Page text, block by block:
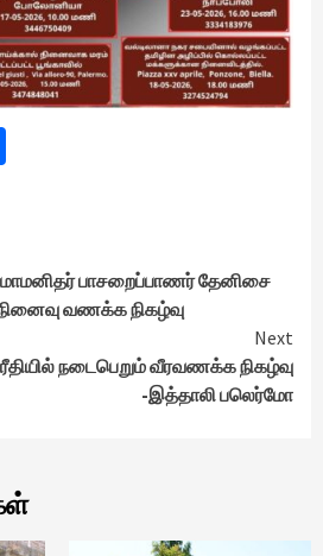
பாசறைப்பாணர் தேனிசை
வணக்க நிகழ்வு
Next
நடைபெறும் வீரவணக்க நிகழ்வு
-இத்தாலி பலெர்மோ